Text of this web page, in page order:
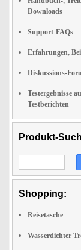
Downloads
Support-FAQs
Erfahrungen,
Diskussions-
Testergebnisse
Testberichten
Produkt-
Shopping:
Reisetasche
Wasserdichter